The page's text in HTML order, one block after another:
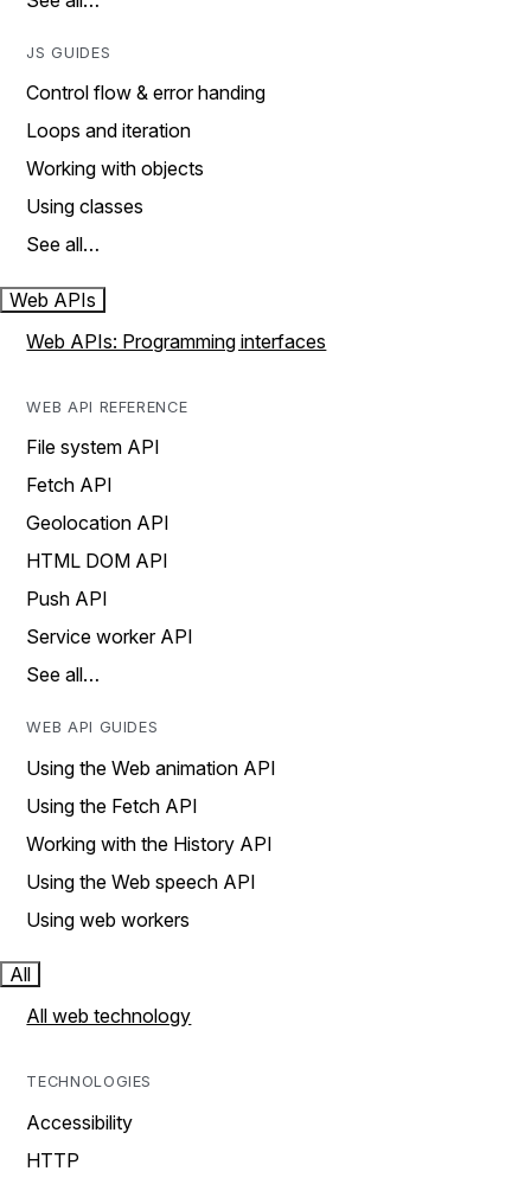
JS GUIDES
Control flow & error handing
Loops and iteration
Working with objects
Using classes
See all…
Web APIs
Web APIs: Programming interfaces
WEB API REFERENCE
File system API
Fetch API
Geolocation API
HTML DOM API
Push API
Service worker API
See all…
WEB API GUIDES
Using the Web animation API
Using the Fetch API
Working with the History API
Using the Web speech API
Using web workers
All
All web technology
TECHNOLOGIES
Accessibility
HTTP